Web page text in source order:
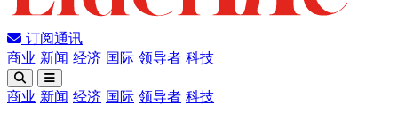
订阅通讯
商业 新闻 经济 国际 领导者 科技
商业 新闻 经济 国际 领导者 科技